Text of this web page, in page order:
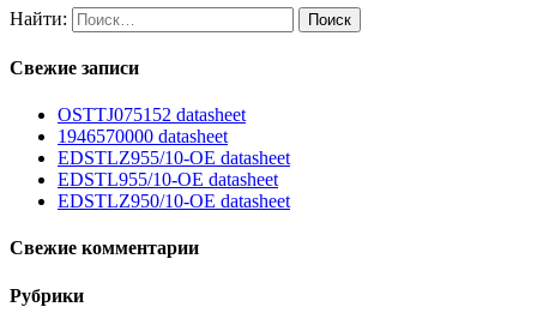
Найти:
Свежие записи
OSTTJ075152 datasheet
1946570000 datasheet
EDSTLZ955/10-OE datasheet
EDSTL955/10-OE datasheet
EDSTLZ950/10-OE datasheet
Свежие комментарии
Рубрики